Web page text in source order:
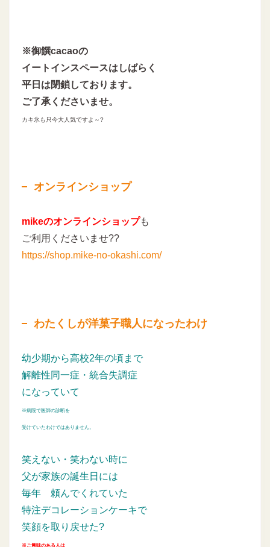
※御饌cacaoの
イートインスペースはしばらく
平日は閉鎖しております。
ご了承くださいませ。
カキ氷も只今大人気ですよ～?
オンラインショップ
mikeのオンラインショップも
ご利用くださいませ??
https://shop.mike-no-okashi.com/
わたくしが洋菓子職人になったわけ
幼少期から高校2年の頃まで
解離性同一症・統合失調症
になっていて
※病院で医師の診断を
受けていたわけではありません。
笑えない・笑わない時に
父が家族の誕生日には
毎年 頼んでくれていた
特注デコレーションケーキで
笑顔を取り戻せた?
※ご興味のある人は